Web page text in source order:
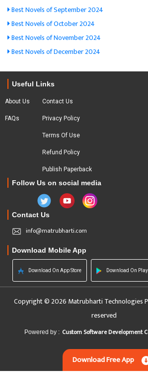
Best Novels of September 2024
Best Novels of October 2024
Best Novels of November 2024
Best Novels of December 2024
Useful Links
About Us
FAQs
Contact Us
Privacy Policy
Terms Of Use
Refund Policy
Publish Paperback
Follow Us on social media
Contact Us
info@matrubharti.com
Download Mobile App
Download On App Store Download On
Copyright © 2026 Matrubharti Technologies
reserved
Powered by : Custom Software Development
Download Free App